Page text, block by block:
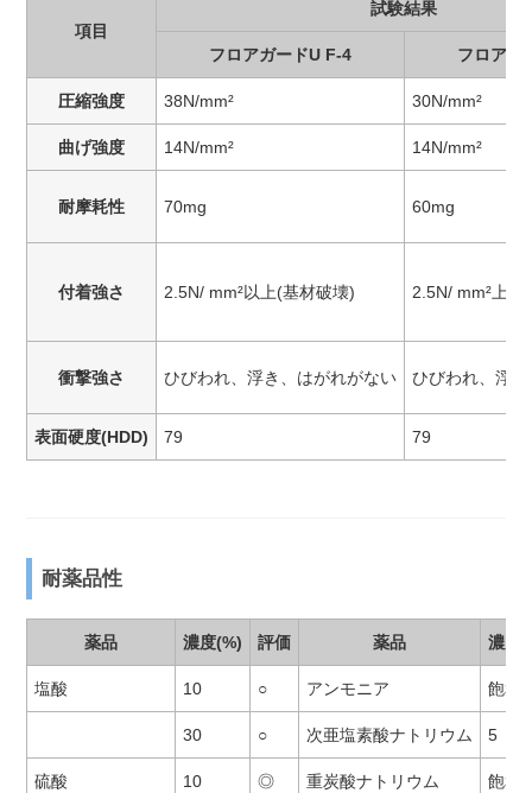
項目
試験結果
フロアガードU F-4 フロアガ
圧縮強度 38N/mm² 30N/mm²
曲げ強度 14N/mm² 14N/mm²
耐摩耗性 70mg 60mg
付着強さ 2.5N/ mm²以上(基材破壊) 2.5N/ mm²上(
衝撃強さ ひびわれ、浮き、はがれがない ひびわれ、浮
表面硬度(HDD) 79 79
耐薬品性
薬品 濃度(%) 評価 薬品 濃度
塩酸 10 ○ アンモニア 飽和
30 ○ 次亜塩素酸ナトリウム 5
硫酸 10 ◎ 重炭酸ナトリウム 飽和